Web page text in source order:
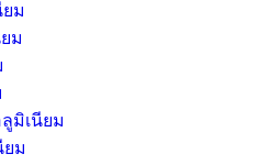
ยม
ม
มิเนียม
ม